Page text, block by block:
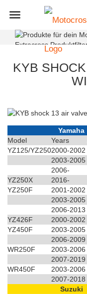
KYB
Yamaha
Model
Years
YZ125/YZ2502000-2002
2003-2005
2006-
YZ250X
2016-
YZ250F
2001-2002
2003-2005
2006-2013
YZ426F
2000-2002
YZ450F
2003-2005
2006-2009
WR250F
2003-2006
2007-2019
WR450F
2003-2006
2007-2018
Suzuki